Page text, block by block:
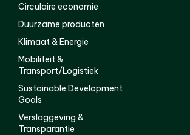
Circulaire economie
Duurzame producten
Klimaat & Energie
Mobiliteit &
Transport/Logistiek
Sustainable Development
Goals
Verslaggeving &
Transparantie